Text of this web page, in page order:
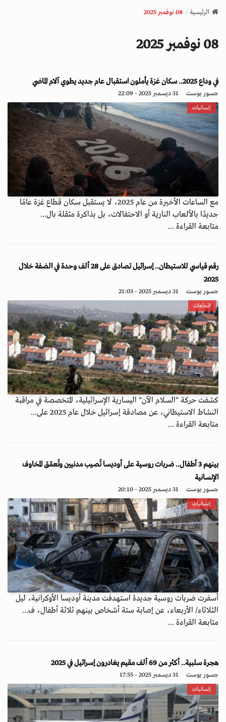
v
a
o
n
الرئيسية 08 نوفمبر 2025
08 نوفمبر 2025
في وداع 2025.. سكان غزة يأملون استقبال عام جديد يطوي آلام الماضي
جسور بوست 31 ديسمبر 2025 - 22:09
إنسانيات
مع الساعات الأخيرة من عام 2025، لا يستقبل سكان قطاع غزة عامًا
جديدًا بالألعاب النارية أو الاحتفالات، بل بذاكرة مثقلة بال...
متابعة القراءة ...
رقم قياسي للاستيطان.. إسرائيل تصادق على 28 ألف وحدة في الضفة خلال
2025
جسور بوست 31 ديسمبر 2025 - 21:03
اتجاهات
كشفت حركة "السلام الآن" اليسارية الإسرائيلية، المتخصصة في مراقبة
النشاط الاستيطاني، عن مصادقة إسرائيل خلال عام 2025 على...
متابعة القراءة ...
بينهم 3 أطفال.. ضربات روسية على أوديسا تُصيب مدنيين وتُعمّق المخاوف
الإنسانية
جسور بوست 31 ديسمبر 2025 - 20:10
إنسانيات
أسفرت ضربات روسية جديدة استهدفت مدينة أوديسا الأوكرانية، ليل
الثلاثاء/ الأربعاء، عن إصابة ستة أشخاص بينهم ثلاثة أطفال، ف...
متابعة القراءة ...
هجرة سلبية.. أكثر من 69 ألف مقيم يغادرون إسرائيل في 2025
جسور بوست 31 ديسمبر 2025 - 17:55
إنسانيات